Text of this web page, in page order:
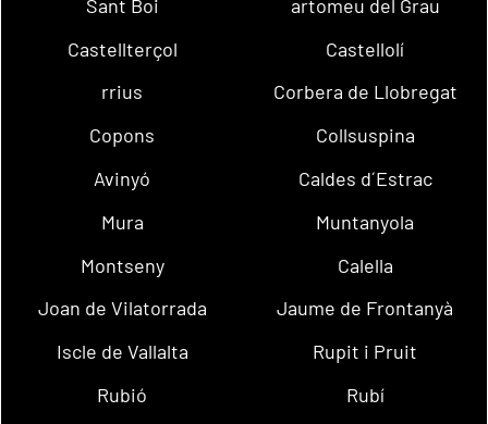
Sant Boi
artomeu del Grau
Castellterçol
Castellolí
rrius
Corbera de Llobregat
Copons
Collsuspina
Avinyó
Caldes d´Estrac
Mura
Muntanyola
Montseny
Calella
Joan de Vilatorrada
Jaume de Frontanyà
Iscle de Vallalta
Rupit i Pruit
Rubió
Rubí